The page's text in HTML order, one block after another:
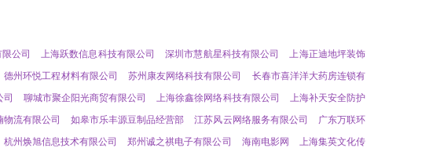
公司 上海跃数信息科技有限公司 深圳市慧航星科技有限公司
上海正迪地坪装饰
德州环悦工程材料有限公司 苏州康友网络科技有限公司
长春市喜洋洋大药房连锁有
司 聊城市聚企阳光商贸有限公司 上海徐鑫徐网络科技有限公司
上海补天安全防护
物流有限公司 如皋市乐丰源豆制品经营部 江苏风云网络服务有限公司
广东万联环
杭州焕旭信息技术有限公司 郑州诚之祺电子有限公司 海南电影网
上海集英文化传